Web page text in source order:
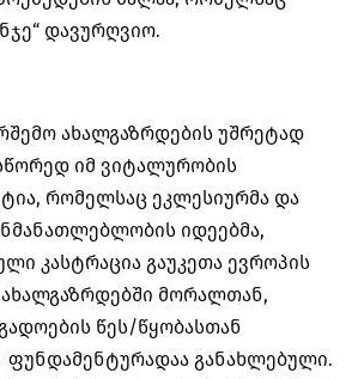
დავურღვიო.
ახალგაზრდების უშრეტად
იმ ვიტალურობის
რომელსაც ეკლესიურმა და
იდეებმა,
კასტრაცია გაუკეთა ევროპის
მორალთან,
წეს/წყობასთან
განახლებული.